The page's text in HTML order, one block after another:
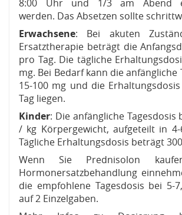
8:00 Uhr und 1/3 am Abend
werden. Das Absetzen sollte
Erwachsene: Bei akuten
Ersatztherapie beträgt die
pro Tag. Die tägliche
mg. Bei Bedarf kann die anfängliche
15-100 mg und die
Tag liegen.
Kinder: Die anfängliche Tagesdosis
/ kg Körpergewicht, aufgeteilt in 4-
Tägliche Erhaltungsdosis beträgt
Wenn Sie Prednisolon
Hormonersatzbehandlung
die empfohlene Tagesdosis bei 5-
auf 2 Einzelgaben.